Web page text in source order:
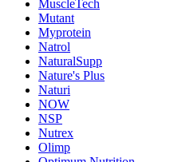
MuscleTech
Mutant
Myprotein
Natrol
NaturalSupp
Nature's Plus
Naturi
NOW
NSP
Nutrex
Olimp